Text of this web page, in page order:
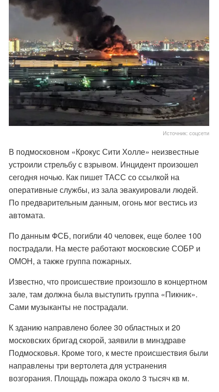
Источник: соцсети
В подмосковном «Крокус Сити Холле» неизвестные
устроили стрельбу с взрывом. Инцидент произошел
сегодня ночью. Как пишет ТАСС со ссылкой на
оперативные службы, из зала эвакуировали людей.
По предварительным данным, огонь мог вестись из
автомата.
По данным ФСБ, погибли 40 человек, еще более 100
пострадали. На месте работают московские СОБР и
ОМОН, а также группа пожарных.
Известно, что происшествие произошло в концертном
зале, там должна была выступить группа «Пикник».
Сами музыканты не пострадали.
К зданию направлено более 30 областных и 20
московских бригад скорой, заявили в минздраве
Подмосковья. Кроме того, к месте происшествия были
направлены три вертолета для устранения
возгорания. Площадь пожара около 3 тысяч кв м.